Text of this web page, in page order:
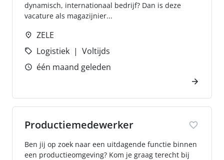
dynamisch, internationaal bedrijf? Dan is deze
vacature als magazijnier...
ZELE
Logistiek
Voltijds
één maand geleden
Productiemedewerker
Ben jij op zoek naar een uitdagende functie binnen
een productieomgeving? Kom je graag terecht bij